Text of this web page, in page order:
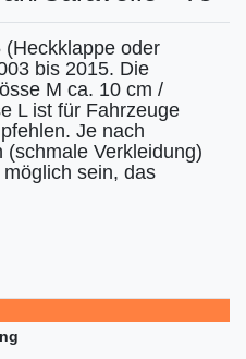
oder
bis 2015. Die
M ca. 10 cm /
L ist für Fahrzeuge
Je nach
Verkleidung)
sein, das